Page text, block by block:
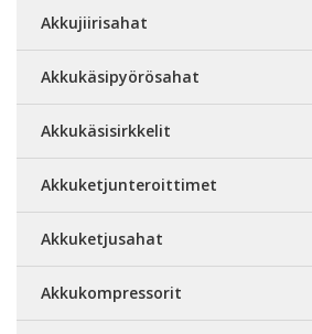
Akkujiirisahat
Akkukäsipyörösahat
Akkukäsisirkkelit
Akkuketjunteroittimet
Akkuketjusahat
Akkukompressorit